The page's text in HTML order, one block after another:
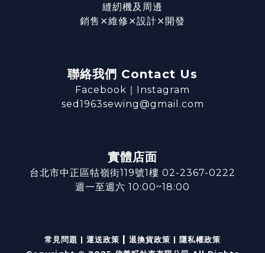
縫紉機及周邊
銷售⨯維修⨯設計⨯開發
聯絡我們 Contact Us
Facebook ｜ Instagram
sed1963sewing@gmail.com
實體店面
台北市中正區牯嶺街119號1樓 02-2367-0222
週一至週六 10:00~18:00
常見問題 | 運送政策 | 退換貨政策 | 隱私權政策